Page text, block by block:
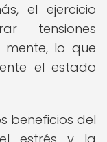
el ejercicio
tensiones
lo que
el estado
beneficios del